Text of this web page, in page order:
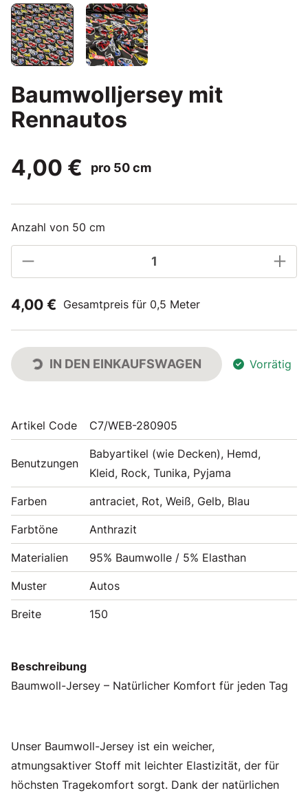
Baumwolljersey mit
Rennautos
4,00 €
pro 50 cm
Anzahl von 50 cm
4,00 € Gesamtpreis für 0,5 Meter
IN DEN EINKAUFSWAGEN Vorrätig
Artikel Code C7/WEB-280905
Benutzungen
Babyartikel (wie Decken), Hemd,
Kleid, Rock, Tunika, Pyjama
Farben antraciet, Rot, Weiß, Gelb, Blau
Farbtöne Anthrazit
Materialien 95% Baumwolle / 5% Elasthan
Muster Autos
Breite 150
Beschreibung
Baumwoll-Jersey – Natürlicher Komfort für jeden Tag
Unser Baumwoll-Jersey ist ein weicher,
atmungsaktiver Stoff mit leichter Elastizität, der für
höchsten Tragekomfort sorgt. Dank der natürlichen